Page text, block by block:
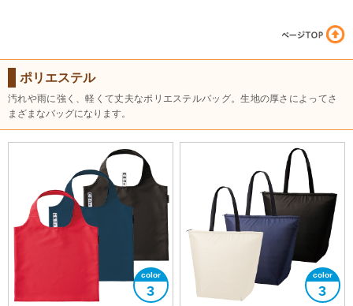
ポリエステル
汚れや雨に強く、軽くて丈夫なポリエステルバッグ。生地の厚さによってさ
まざまなバッグになります。
3 3